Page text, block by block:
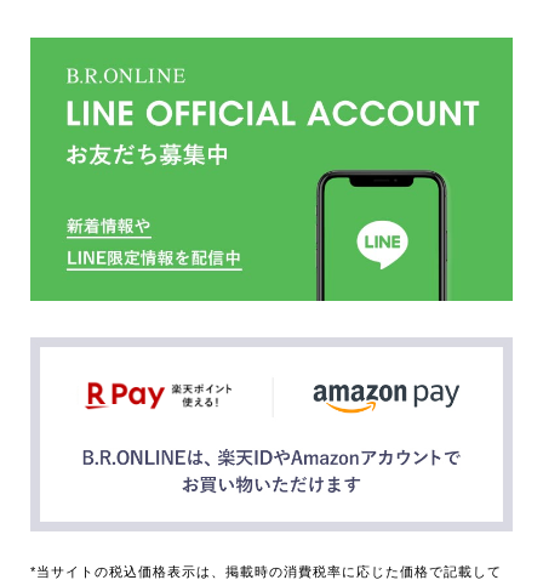
*当サイトの税込価格表示は、掲載時の消費税率に応じた価格で記載して